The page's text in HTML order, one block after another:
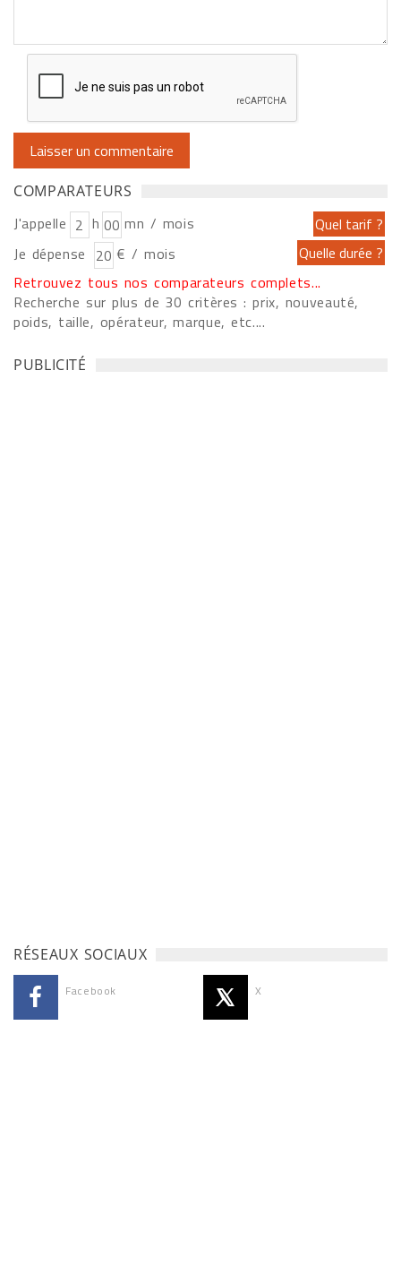
COMPARATEURS
J'appelle h
mn / mois
Je dépense
€ / mois
Retrouvez tous nos comparateurs complets...
Recherche sur plus de 30 critères : prix, nouveauté,
poids, taille, opérateur, marque, etc....
PUBLICITÉ
RÉSEAUX SOCIAUX
Facebook X